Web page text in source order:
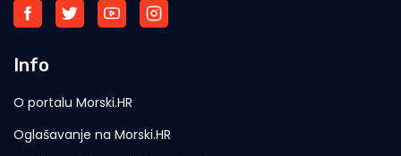
Info
O portalu Morski.HR
Oglašavanje na Morski.HR